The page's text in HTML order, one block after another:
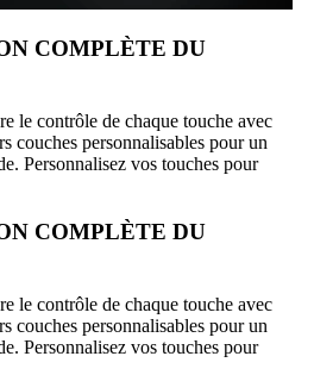
COMPLÈTE DU
le contrôle de chaque touche avec
personnalisables pour un
Personnalisez vos touches pour
COMPLÈTE DU
le contrôle de chaque touche avec
personnalisables pour un
Personnalisez vos touches pour